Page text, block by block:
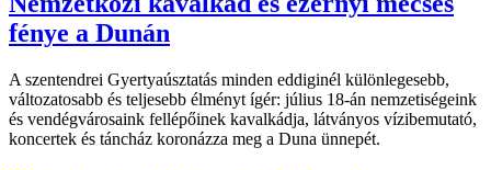
fénye a Dunán
A szentendrei Gyertyaúsztatás minden eddiginél különlegesebb,
változatosabb és teljesebb élményt ígér: július 18-án nemzetiségeink
és vendégvárosaink fellépőinek kavalkádja, látványos vízibemutató,
koncertek és táncház koronázza meg a Duna ünnepét.